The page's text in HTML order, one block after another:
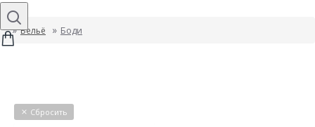
Бельё Боди
Сбросить